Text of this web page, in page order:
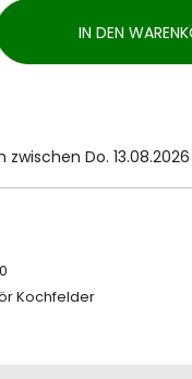
IN DEN
Do.
Kochfelder